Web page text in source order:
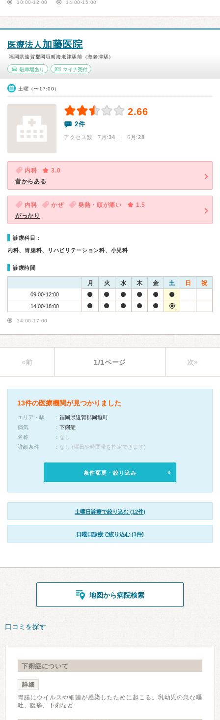
10:00-12:00 14:00-15:00
医療法人加藤医院
福岡県遠賀郡岡垣町海老津駅前（海老津駅）
駐車場あり マイナ受付
土曜（〜17:00）
2.66
2件
アクセス数 7月:34 | 6月:28
内科
3.0
昔からある
内科 かぜ 発熱・頭が痛い
1.5
がっかり
診療科目：
内科、胃腸科、リハビリテーション科、小児科
診療時間
月 火 水 木 金 土 日 祝
09:00-12:00
14:00-18:00
14:00-17:00
«前 1/1ページ 次»
13件の医療機関が見つかりました
エリア・駅
福岡県遠賀郡岡垣町
病気
下痢症
名称
なし
詳細条件
なし (曜日や時間帯を指定できます)
条件変更・絞り込み
土曜日診療で絞り込む (12件)
日曜日診療で絞り込む (1件)
地図から病院検索
口コミを探す
下痢症について
詳細
胃腸にウイルスや細菌が感染したために起こる。乳幼児の急な嘔
吐、腹痛、下痢など